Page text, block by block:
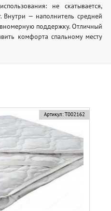
не скатывается,
Внутри — наполнитель средней
поддержку. Отличный
комфорта спальному месту
Артикул: Т002162